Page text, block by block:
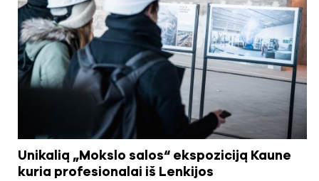
Unikalią „Mokslo salos“ ekspoziciją Kaune
kuria profesionalai iš Lenkijos